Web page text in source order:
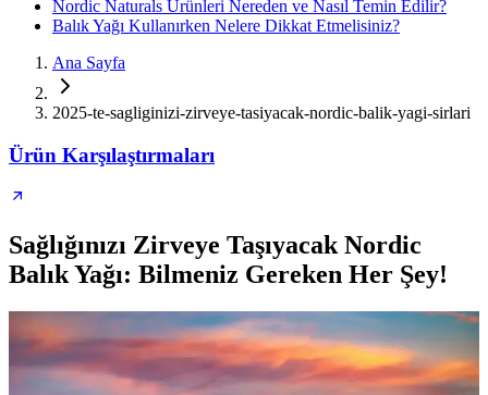
Nordic Naturals Ürünleri Nereden ve Nasıl Temin Edilir?
Balık Yağı Kullanırken Nelere Dikkat Etmelisiniz?
Ana Sayfa
2025-te-sagliginizi-zirveye-tasiyacak-nordic-balik-yagi-sirlari
Ürün Karşılaştırmaları
Sağlığınızı Zirveye Taşıyacak Nordic
Balık Yağı: Bilmeniz Gereken Her Şey!